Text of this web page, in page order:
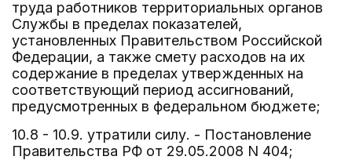
труда работников территориальных органов
Службы в пределах показателей,
установленных Правительством Российской
Федерации, а также смету расходов на их
содержание в пределах утвержденных на
соответствующий период ассигнований,
предусмотренных в федеральном бюджете;
10.8 - 10.9. утратили силу. - Постановление
Правительства РФ от 29.05.2008 N 404;